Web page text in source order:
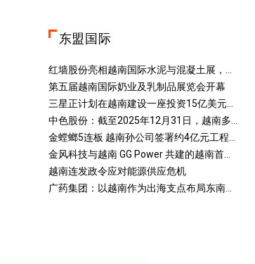
东盟国际
红墙股份亮相越南国际水泥与混凝土展，...
第五届越南国际奶业及乳制品展览会开幕
三星正计划在越南建设一座投资15亿美元...
中色股份：截至2025年12月31日，越南多...
金螳螂5连板 越南孙公司签署约4亿元工程...
金风科技与越南 GG Power 共建的越南首...
越南连发政令应对能源供应危机
广药集团：以越南作为出海支点布局东南...